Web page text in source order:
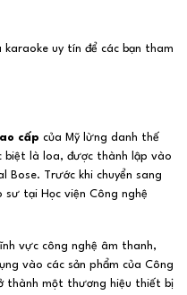
uy tín để các bạn tham
cấp của Mỹ lừng danh thế
biệt là loa, được thành lập vào
Bose. Trước khi chuyển sang
sư tại Học viện Công nghệ
vực công nghệ âm thanh,
vào các sản phẩm của Công
thành một thương hiệu thiết bị